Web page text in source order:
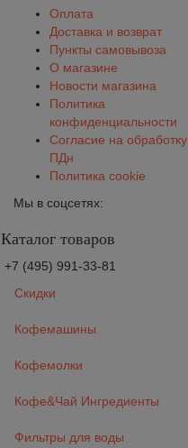
Оплата
Доставка и возврат
Пункты самовывоза
О магазине
Новости магазина
Политика
конфиденциальности
Согласие на обработку
ПДн
Политика cookie
Мы в соцсетях:
Каталог товаров
+7 (495) 991-33-81
Скидки
Кофемашины
Кофемолки
Кофе&Чай Ингредиенты
Фильтры для воды